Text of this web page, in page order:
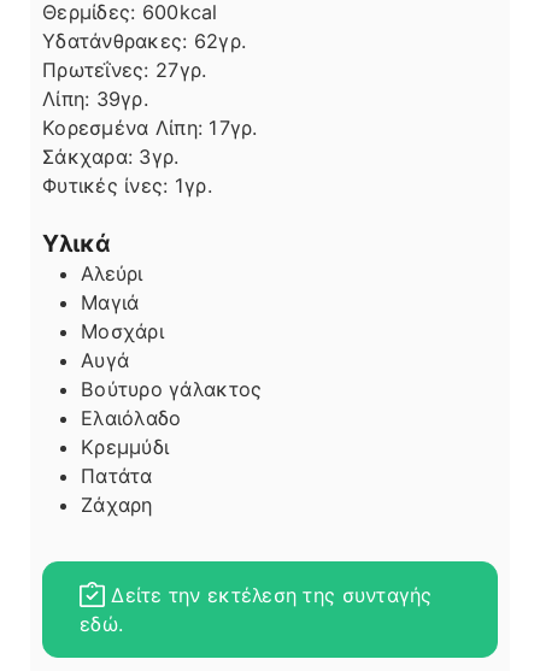
Θερμίδες: 600kcal
Υδατάνθρακες: 62γρ.
Πρωτεΐνες: 27γρ.
Λίπη
Λίπη: 39γρ.
Κορεσμένα Λίπη: 17γρ.
Σάκχαρα: 3γρ.
Φυτικές ίνες: 1γρ.
Υλικά
Αλεύρι
Μαγιά
Μοσχάρι
Αυγά
Βούτυρο γάλακτος
Ελαιόλαδο
Κρεμμύδι
Πατάτα
Ζάχαρη
Δείτε την εκτέλεση της συνταγής
εδώ.